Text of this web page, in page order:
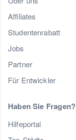
Affiliates
Studentenrabatt
Jobs
Partner
Für Entwickler
Haben Sie Fragen?
Hilfeportal